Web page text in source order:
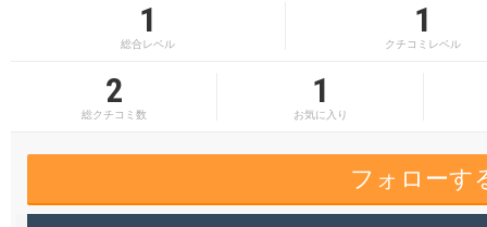
1
総合レベル
1
クチコミレベル
2
総クチコミ数
1
お気に入り
フォローす